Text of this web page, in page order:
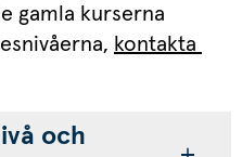
gamla kurserna
kontakta
och